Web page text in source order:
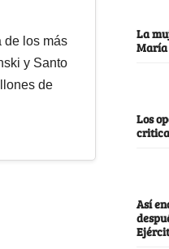
de los más
y Santo
de
La
María
Los
Así